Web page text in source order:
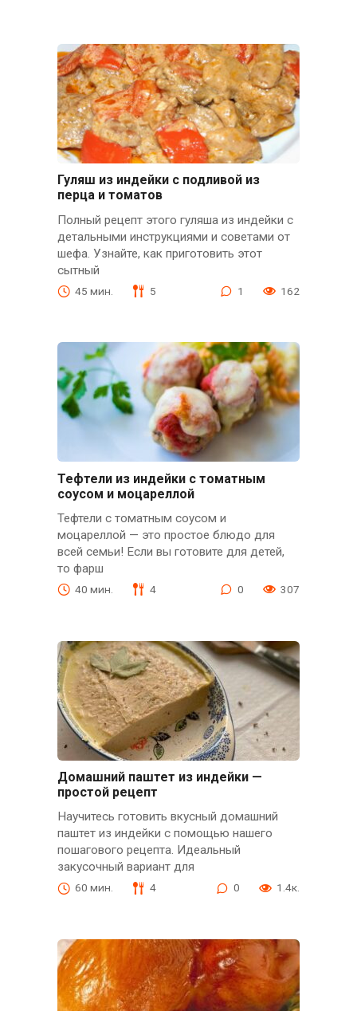
Гуляш из индейки с подливой из
перца и томатов
Полный рецепт этого гуляша из индейки с
детальными инструкциями и советами от
шефа. Узнайте, как приготовить этот
сытный
45 мин. 5 1 162
Тефтели из индейки с томатным
соусом и моцареллой
Тефтели с томатным соусом и
моцареллой — это простое блюдо для
всей семьи! Если вы готовите для детей,
то фарш
40 мин. 4 0 307
Домашний паштет из индейки —
простой рецепт
Научитесь готовить вкусный домашний
паштет из индейки с помощью нашего
пошагового рецепта. Идеальный
закусочный вариант для
60 мин. 4 0 1.4к.